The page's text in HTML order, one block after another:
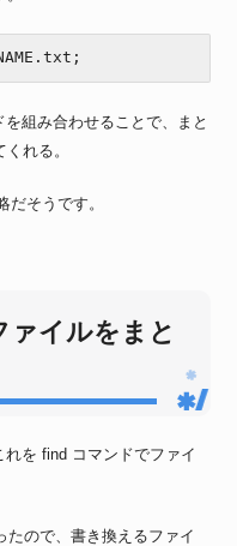
組み合わせることで、まと
れる。
そうです。
イルをまと
を find コマンドでファイ
ので、書き換えるファイ